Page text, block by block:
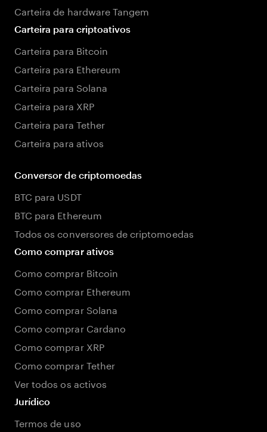
Carteira de hardware Tangem
Carteira para criptoativos
Carteira para Bitcoin
Carteira para Ethereum
Carteira para Solana
Carteira para XRP
Carteira para Tether
Carteira para ativos
Conversor de criptomoedas
BTC para USDT
BTC para Ethereum
Todos os conversores de criptomoedas
Como comprar ativos
Como comprar Bitcoin
Como comprar Ethereum
Como comprar Solana
Como comprar Cardano
Como comprar XRP
Como comprar Tether
Ver todos os activos
Jurídico
Termos de uso